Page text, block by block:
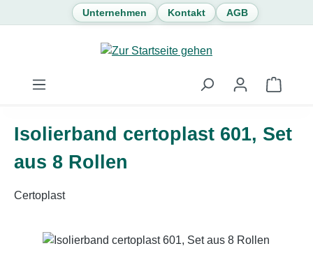
Zum Hauptinhalt springen
Unternehmen Kontakt AGB
Isolierband certoplast 601, Set
aus 8 Rollen
Certoplast
Bildergalerie überspringen